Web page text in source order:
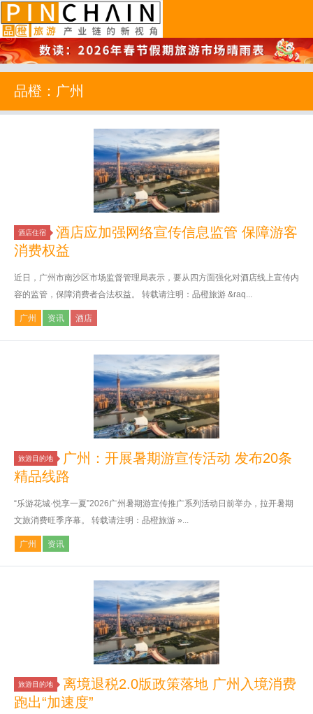
品橙旅游
品橙：广州
酒店住宿
酒店应加强网络宣传信息监管 保障游客
消费权益
近日，广州市南沙区市场监督管理局表示，要从四方面强化对酒店线上宣传内
容的监管，保障消费者合法权益。 转载请注明：品橙旅游 &raq...
广州 资讯 酒店
旅游目的地
广州：开展暑期游宣传活动 发布20条
精品线路
“乐游花城·悦享一夏”2026广州暑期游宣传推广系列活动日前举办，拉开暑期
文旅消费旺季序幕。 转载请注明：品橙旅游 »...
广州 资讯
旅游目的地
离境退税2.0版政策落地 广州入境消费
跑出“加速度”